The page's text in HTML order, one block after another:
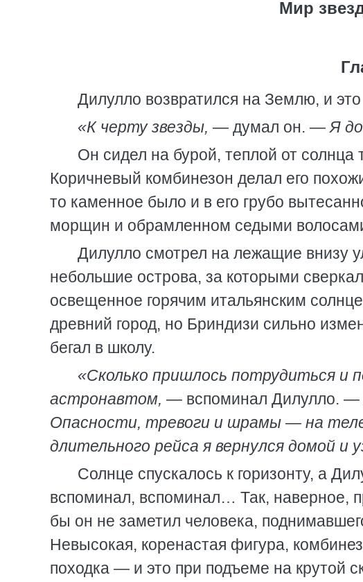
Мир
Дилулло возвратился на Землю, и
«К черту звезды, — думал он. — Я
Он сидел на бурой, теплой от
Коричневый комбинезон делал его
то каменное было и в его грубо
морщин и обрамленном седыми
Дилулло смотрел на лежащие внизу
небольшие острова, за которыми
освещенное горячим итальянским
древний город, но Бриндизи сильно
бегал в школу.
«Сколько пришлось потрудиться и
астронавтом, — вспоминал Дилулло. —
Опасности, тревоги и шрамы — на
длительного рейса я вернулся домой и
Солнце спускалось к горизонту, а
вспоминал, вспоминал… Так, наверное,
бы он не заметил человека,
Невысокая, коренастая фигура,
походка — и это при подъеме на крутой